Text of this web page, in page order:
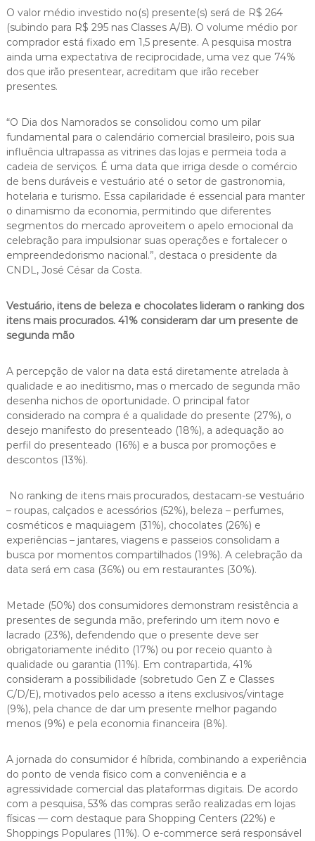
O valor médio investido no(s) presente(s) será de R$ 264
(subindo para R$ 295 nas Classes A/B). O volume médio por
comprador está fixado em 1,5 presente. A pesquisa mostra
ainda uma expectativa de reciprocidade, uma vez que 74%
dos que irão presentear, acreditam que irão receber
presentes.
“O Dia dos Namorados se consolidou como um pilar
fundamental para o calendário comercial brasileiro, pois sua
influência ultrapassa as vitrines das lojas e permeia toda a
cadeia de serviços. É uma data que irriga desde o comércio
de bens duráveis e vestuário até o setor de gastronomia,
hotelaria e turismo. Essa capilaridade é essencial para manter
o dinamismo da economia, permitindo que diferentes
segmentos do mercado aproveitem o apelo emocional da
celebração para impulsionar suas operações e fortalecer o
empreendedorismo nacional.”, destaca o presidente da
CNDL, José César da Costa.
Vestuário, itens de beleza e chocolates lideram o ranking dos
itens mais procurados. 41% consideram dar um presente de
segunda mão
A percepção de valor na data está diretamente atrelada à
qualidade e ao ineditismo, mas o mercado de segunda mão
desenha nichos de oportunidade. O principal fator
considerado na compra é a qualidade do presente (27%), o
desejo manifesto do presenteado (18%), a adequação ao
perfil do presenteado (16%) e a busca por promoções e
descontos (13%).
No ranking de itens mais procurados, destacam-se vestuário
– roupas, calçados e acessórios (52%), beleza – perfumes,
cosméticos e maquiagem (31%), chocolates (26%) e
experiências – jantares, viagens e passeios consolidam a
busca por momentos compartilhados (19%). A celebração da
data será em casa (36%) ou em restaurantes (30%).
Metade (50%) dos consumidores demonstram resistência a
presentes de segunda mão, preferindo um item novo e
lacrado (23%), defendendo que o presente deve ser
obrigatoriamente inédito (17%) ou por receio quanto à
qualidade ou garantia (11%). Em contrapartida, 41%
consideram a possibilidade (sobretudo Gen Z e Classes
C/D/E), motivados pelo acesso a itens exclusivos/vintage
(9%), pela chance de dar um presente melhor pagando
menos (9%) e pela economia financeira (8%).
A jornada do consumidor é híbrida, combinando a experiência
do ponto de venda físico com a conveniência e a
agressividade comercial das plataformas digitais. De acordo
com a pesquisa, 53% das compras serão realizadas em lojas
físicas — com destaque para Shopping Centers (22%) e
Shoppings Populares (11%). O e-commerce será responsável